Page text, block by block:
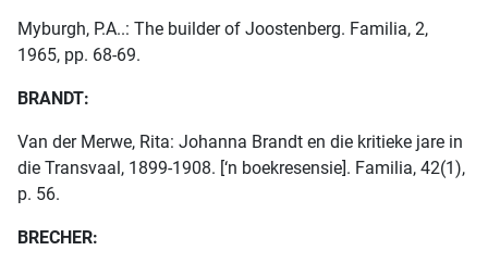
Myburgh, P.A..: The builder of Joostenberg. Familia, 2,
1965, pp. 68-69.
BRANDT:
Van der Merwe, Rita: Johanna Brandt en die kritieke jare in
die Transvaal, 1899-1908. [‘n boekresensie]. Familia, 42(1),
p. 56.
BRECHER: